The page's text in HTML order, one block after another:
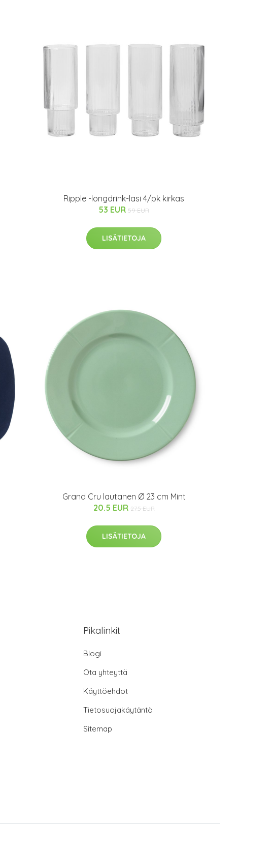
Ripple -longdrink-lasi 4/pk kirkas
53 EUR 59 EUR
LISÄTIETOJA
Grand Cru lautanen Ø 23 cm Mint
20.5 EUR 27.5 EUR
LISÄTIETOJA
Pikalinkit
Blogi
Ota yhteyttä
Käyttöehdot
Tietosuojakäytäntö
Sitemap